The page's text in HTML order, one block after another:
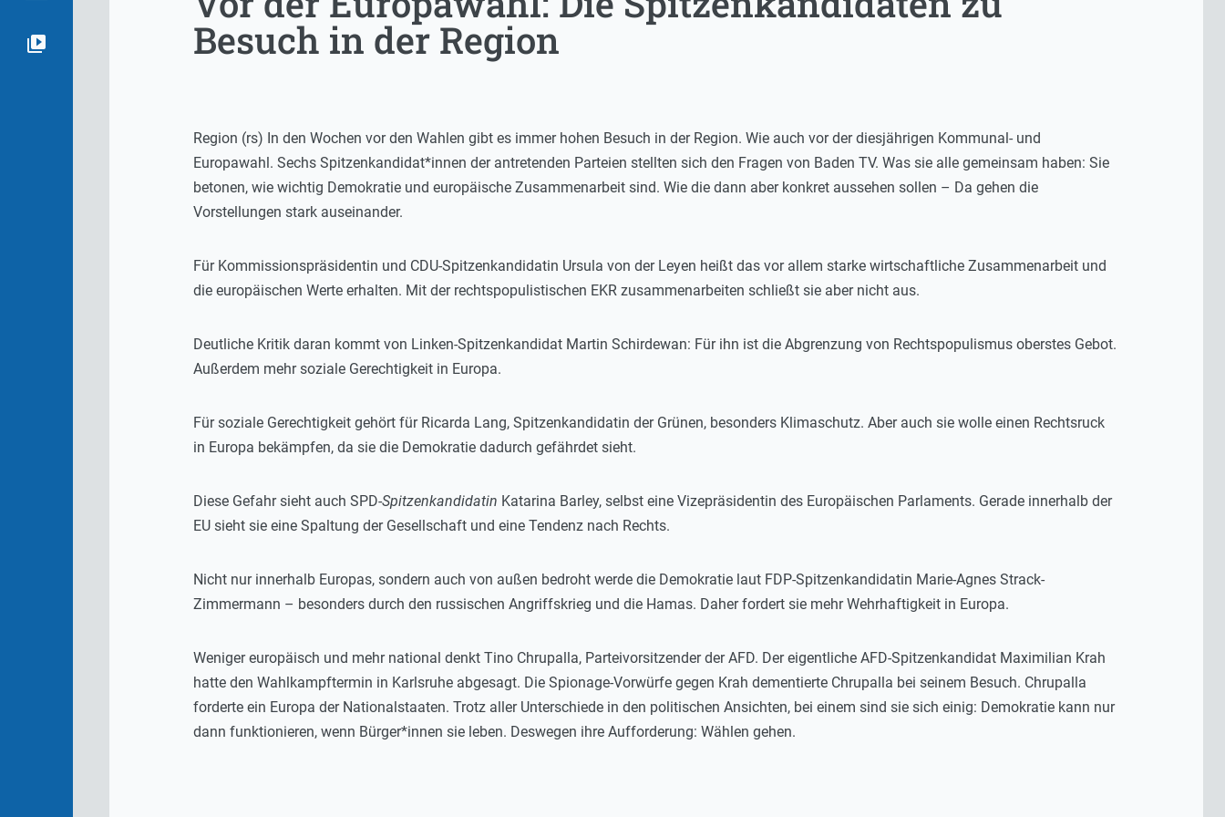
Besuch in der Region
Region (rs) In den Wochen vor den Wahlen gibt es immer hohen Besuch in der Region. Wie auch vor der diesjährigen Kommunal- und
Europawahl. Sechs Spitzenkandidat*innen der antretenden Parteien stellten sich den Fragen von Baden TV. Was sie alle gemeinsam haben: Sie
betonen, wie wichtig Demokratie und europäische Zusammenarbeit sind. Wie die dann aber konkret aussehen sollen – Da gehen die
Vorstellungen stark auseinander.
Für Kommissionspräsidentin und CDU-Spitzenkandidatin Ursula von der Leyen heißt das vor allem starke wirtschaftliche Zusammenarbeit und
die europäischen Werte erhalten. Mit der rechtspopulistischen EKR zusammenarbeiten schließt sie aber nicht aus.
Deutliche Kritik daran kommt von Linken-Spitzenkandidat Martin Schirdewan: Für ihn ist die Abgrenzung von Rechtspopulismus oberstes Gebot.
Außerdem mehr soziale Gerechtigkeit in Europa.
Für soziale Gerechtigkeit gehört für Ricarda Lang, Spitzenkandidatin der Grünen, besonders Klimaschutz. Aber auch sie wolle einen Rechtsruck
in Europa bekämpfen, da sie die Demokratie dadurch gefährdet sieht.
Diese Gefahr sieht auch SPD-Spitzenkandidatin Katarina Barley, selbst eine Vizepräsidentin des Europäischen Parlaments. Gerade innerhalb der
EU sieht sie eine Spaltung der Gesellschaft und eine Tendenz nach Rechts.
Nicht nur innerhalb Europas, sondern auch von außen bedroht werde die Demokratie laut FDP-Spitzenkandidatin Marie-Agnes Strack-
Zimmermann – besonders durch den russischen Angriffskrieg und die Hamas. Daher fordert sie mehr Wehrhaftigkeit in Europa.
Weniger europäisch und mehr national denkt Tino Chrupalla, Parteivorsitzender der AFD. Der eigentliche AFD-Spitzenkandidat Maximilian Krah
hatte den Wahlkampftermin in Karlsruhe abgesagt. Die Spionage-Vorwürfe gegen Krah dementierte Chrupalla bei seinem Besuch. Chrupalla
forderte ein Europa der Nationalstaaten. Trotz aller Unterschiede in den politischen Ansichten, bei einem sind sie sich einig: Demokratie kann nur
dann funktionieren, wenn Bürger*innen sie leben. Deswegen ihre Aufforderung: Wählen gehen.